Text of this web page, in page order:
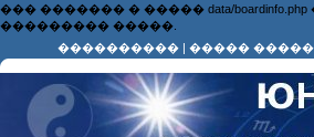
��� ������� � ����� data/
��������� �����.
���������� | �����